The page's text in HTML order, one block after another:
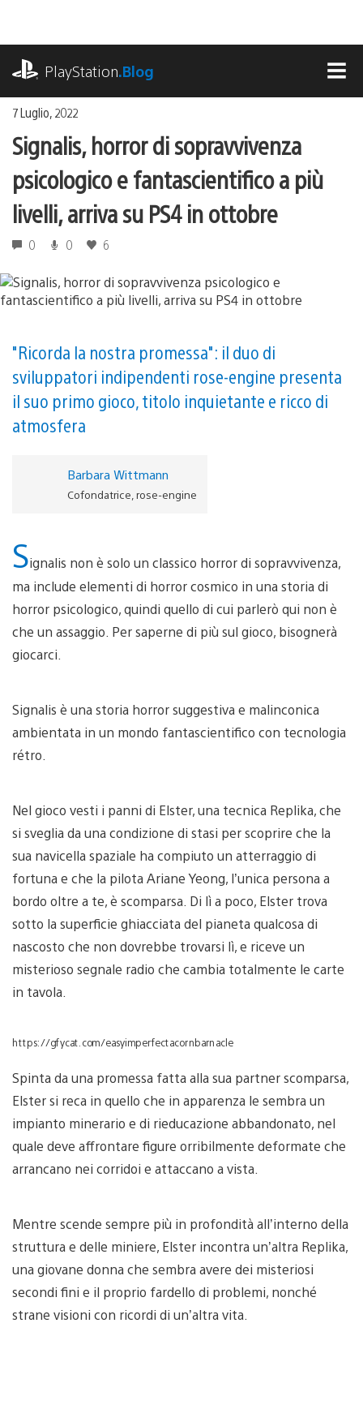
contenuto
PlayStation.Blog
7 Luglio, 2022
Signalis, horror di sopravvivenza
psicologico e fantascientifico a più
livelli, arriva su PS4 in ottobre
0 0 6
"Ricorda la nostra promessa": il duo di
sviluppatori indipendenti rose-engine presenta
il suo primo gioco, titolo inquietante e ricco di
atmosfera
Barbara Wittmann
Cofondatrice, rose-engine
Signalis non è solo un classico horror di sopravvivenza,
ma include elementi di horror cosmico in una storia di
horror psicologico, quindi quello di cui parlerò qui non è
che un assaggio. Per saperne di più sul gioco, bisognerà
giocarci.
Signalis è una storia horror suggestiva e malinconica
ambientata in un mondo fantascientifico con tecnologia
rétro.
Nel gioco vesti i panni di Elster, una tecnica Replika, che
si sveglia da una condizione di stasi per scoprire che la
sua navicella spaziale ha compiuto un atterraggio di
fortuna e che la pilota Ariane Yeong, l’unica persona a
bordo oltre a te, è scomparsa. Di lì a poco, Elster trova
sotto la superficie ghiacciata del pianeta qualcosa di
nascosto che non dovrebbe trovarsi lì, e riceve un
misterioso segnale radio che cambia totalmente le carte
in tavola.
https://gfycat.com/easyimperfectacornbarnacle
Spinta da una promessa fatta alla sua partner scomparsa,
Elster si reca in quello che in apparenza le sembra un
impianto minerario e di rieducazione abbandonato, nel
quale deve affrontare figure orribilmente deformate che
arrancano nei corridoi e attaccano a vista.
Mentre scende sempre più in profondità all’interno della
struttura e delle miniere, Elster incontra un’altra Replika,
una giovane donna che sembra avere dei misteriosi
secondi fini e il proprio fardello di problemi, nonché
strane visioni con ricordi di un’altra vita.